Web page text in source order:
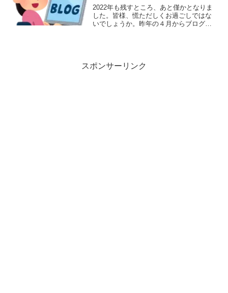
2022年も残すところ、あと僅かとなりま
した。皆様、慌ただしくお過ごしではな
いでしょうか。昨年の４月からブログを
スポンサーリンク